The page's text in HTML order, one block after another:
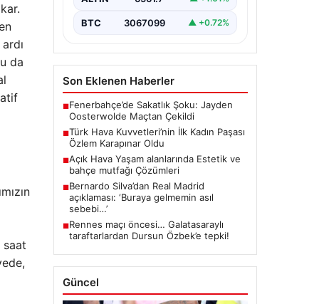
da
saat
BTC 3067099 ▲ +0.72%
Son Eklenen Haberler
■Fenerbahçe’de Sakatlık Şoku: Jayden
Oosterwolde Maçtan Çekildi
■Türk Hava Kuvvetleri’nin İlk Kadın Paşası
Özlem Karapınar Oldu
■Açık Hava Yaşam alanlarında Estetik ve
bahçe mutfağı Çözümleri
■Bernardo Silva’dan Real Madrid
açıklaması: ‘Buraya gelmemin asıl
sebebi…’
■Rennes maçı öncesi… Galatasaraylı
taraftarlardan Dursun Özbek’e tepki!
Güncel